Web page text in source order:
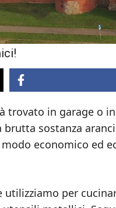
/01:33 TRUVID POLAND
trovato in garage o
sostanza
economico ed
utilizziamo per